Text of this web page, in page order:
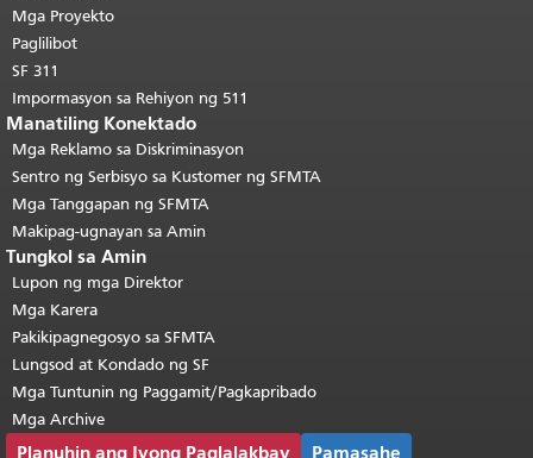
pahina.Bumalik sa tuktok ng
pangunahing nilalaman
Mga Proyekto
Paglilibot
SF 311
Impormasyon sa Rehiyon ng 511
Manatiling Konektado
Mga Reklamo sa Diskriminasyon
Sentro ng Serbisyo sa Kustomer ng SFMTA
Mga Tanggapan ng SFMTA
Makipag-ugnayan sa Amin
Tungkol sa Amin
Lupon ng mga Direktor
Mga Karera
Pakikipagnegosyo sa SFMTA
Lungsod at Kondado ng SF
Mga Tuntunin ng Paggamit/Pagkapribado
Mga Archive
Planuhin ang Iyong Paglalakbay Pamasahe